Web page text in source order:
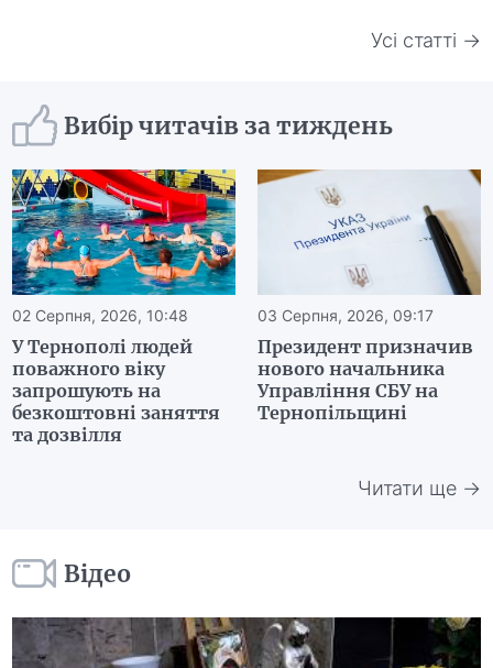
Усі статті →
Вибір читачів за тиждень
02 Серпня, 2026, 10:48
У Тернополі людей
поважного віку
запрошують на
безкоштовні заняття
та дозвілля
03 Серпня, 2026, 09:17
Президент призначив
нового начальника
Управління СБУ на
Тернопільщині
Читати ще →
Відео